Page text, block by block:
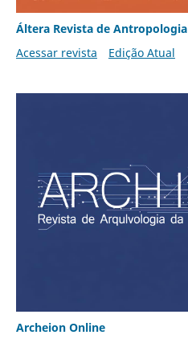
Áltera Revista de Antropologia
Acessar revista
Edição Atual
Archeion Online